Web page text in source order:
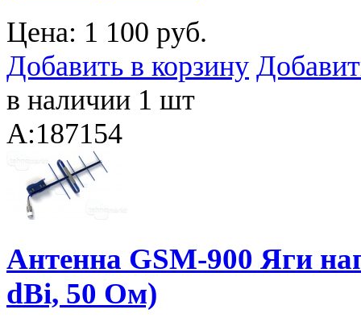
Цена: 1 100 руб.
Добавить в корзину
в наличии 1 шт
A:187154
Антенна GSM-900 Яги
dBi, 50 Ом)